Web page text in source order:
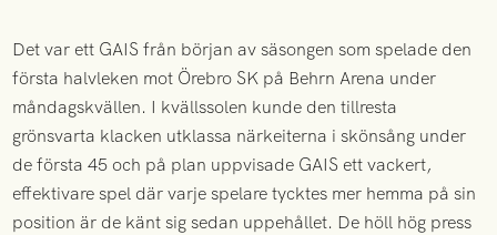
Det var ett GAIS från början av säsongen som spelade den
första halvleken mot Örebro SK på Behrn Arena under
måndagskvällen. I kvällssolen kunde den tillresta
grönsvarta klacken utklassa närkeiterna i skönsång under
de första 45 och på plan uppvisade GAIS ett vackert,
effektivare spel där varje spelare tycktes mer hemma på sin
position är de känt sig sedan uppehållet. De höll hög press